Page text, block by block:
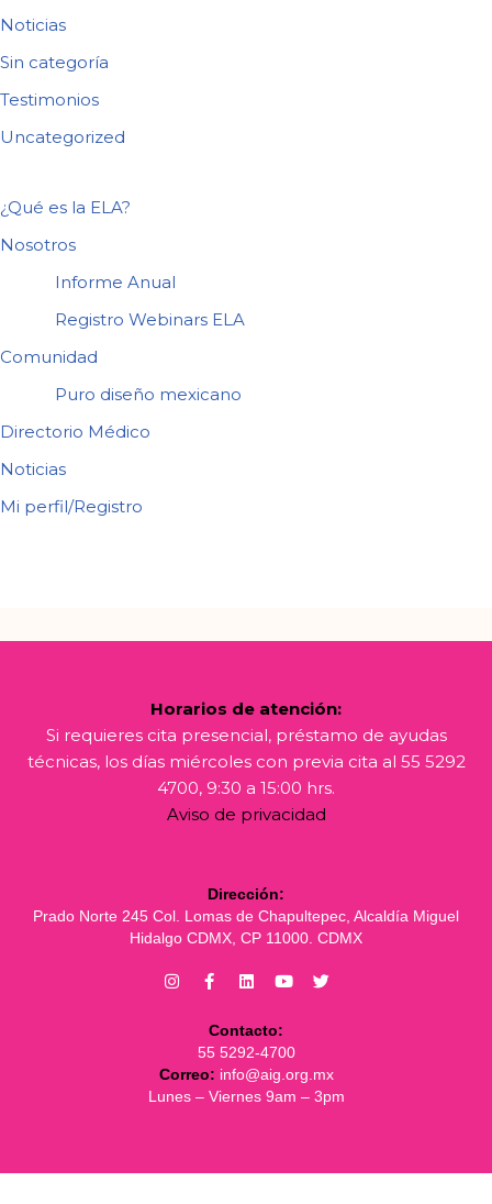
Noticias
Sin categoría
Testimonios
Uncategorized
¿Qué es la ELA?
Nosotros
Informe Anual
Registro Webinars ELA
Comunidad
Puro diseño mexicano
Directorio Médico
Noticias
Mi perfil/Registro
Horarios de atención:
Si requieres cita presencial, préstamo de ayudas
técnicas, los días miércoles con previa cita al 55 5292
4700, 9:30 a 15:00 hrs.
Aviso de privacidad
Dirección:
Prado Norte 245 Col. Lomas de Chapultepec, Alcaldía Miguel
Hidalgo CDMX, CP 11000. CDMX
Contacto:
55 5292-4700
Correo: info@aig.org.mx
Lunes – Viernes 9am – 3pm